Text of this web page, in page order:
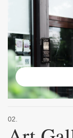
02.